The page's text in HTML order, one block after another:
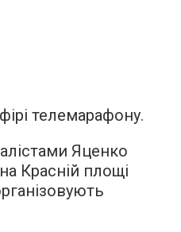
телемарафону.
Яценко
Красній площі